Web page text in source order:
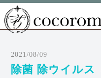
2021/08/09
除菌 除ウイルス